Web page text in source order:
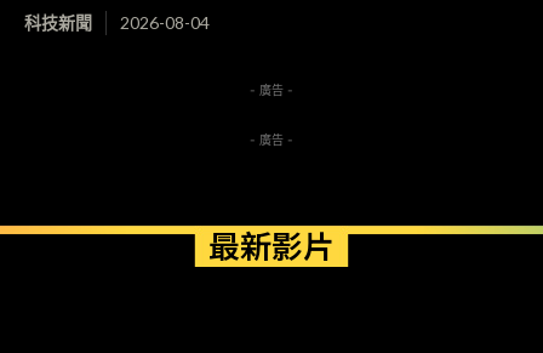
科技新聞 2026-08-04
- 廣告 -
- 廣告 -
最新影片